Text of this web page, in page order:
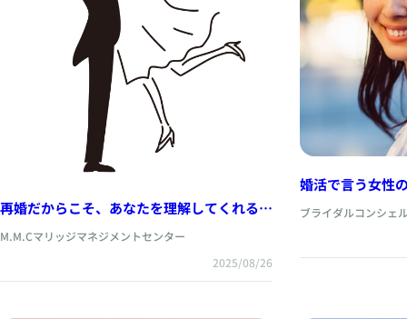
再婚だからこそ、あなたを理解してくれる仲
M.M.Cマリッジマネジメントセンター
2025/08/26
婚活で言う女性
ブライダルコンシェ